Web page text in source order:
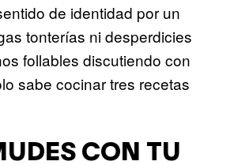
de identidad por un
tonterías ni desperdicies
follables discutiendo con
sabe cocinar tres recetas
CON TU